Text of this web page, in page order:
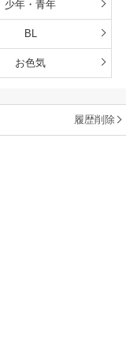
少年・青年
BL
お色気
履歴削除